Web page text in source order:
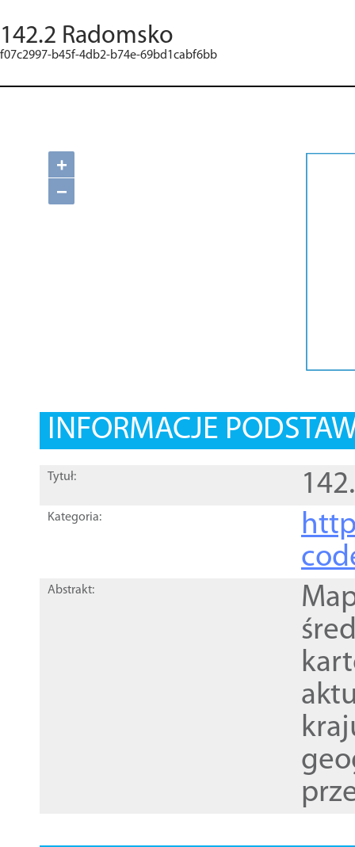
142.2 Radomsko
f07c2997-b45f-4db2-b74e-69bd1cabf6bb
+
−
INFORMACJE
Tytuł:
Kategoria:
Abstrakt: